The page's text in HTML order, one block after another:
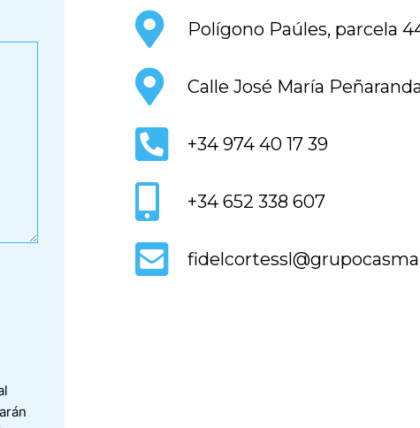
Polígono Paúles, parcela
Calle José María
+34 974 40 17 39
+34 652 338 607